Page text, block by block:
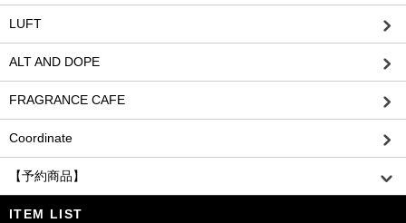
LUFT
ALT AND DOPE
FRAGRANCE CAFE
Coordinate
【予約商品】
ITEM LIST